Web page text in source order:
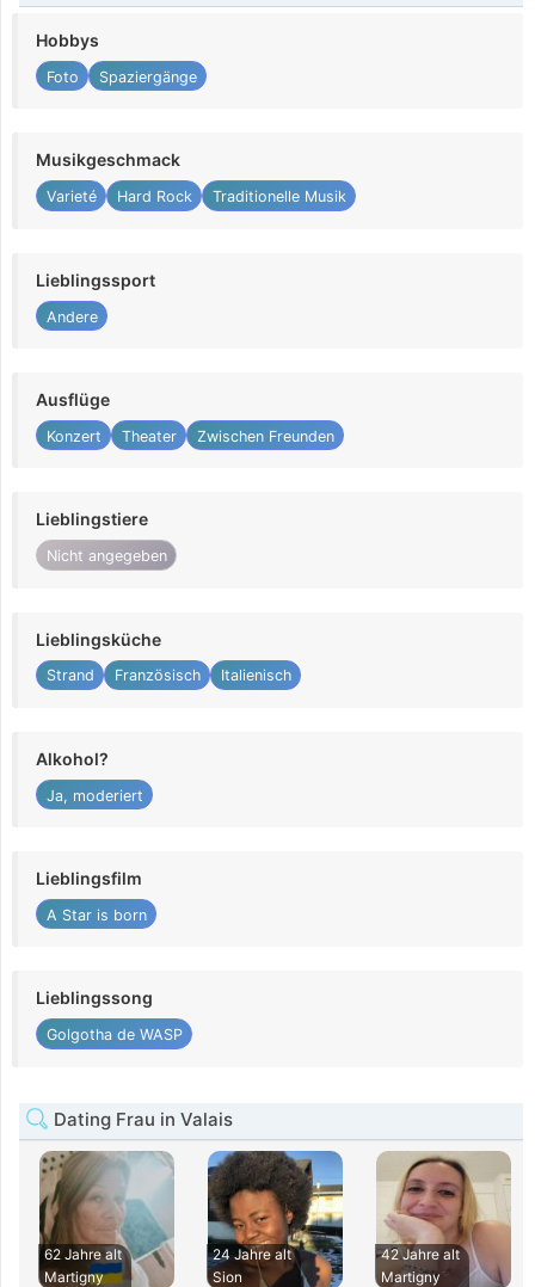
Hobbys
Foto Spaziergänge
Musikgeschmack
Varieté Hard Rock Traditionelle Musik
Lieblingssport
Andere
Ausflüge
Konzert Theater Zwischen Freunden
Lieblingstiere
Nicht angegeben
Lieblingsküche
Strand Französisch Italienisch
Alkohol?
Ja, moderiert
Lieblingsfilm
A Star is born
Lieblingssong
Golgotha de WASP
Dating Frau in Valais
62 Jahre alt
Martigny
24 Jahre alt
Sion
42 Jahre alt
Martigny